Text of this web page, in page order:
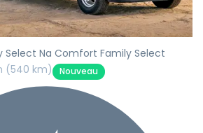
Select Na Comfort Family Select
(540 km) Nouveau